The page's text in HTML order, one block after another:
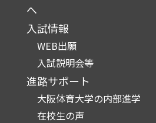
へ
入試情報
WEB出願
入試説明会等
進路サポート
大阪体育大学の内部進学
在校生の声